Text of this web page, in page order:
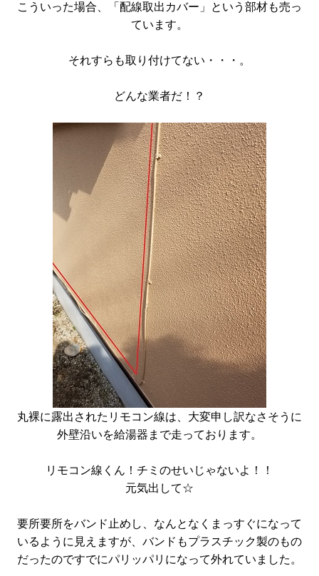
こういった場合、「配線取出カバー」という部材も売っ
ています。
それすらも取り付けてない・・・。
どんな業者だ！？
丸裸に露出されたリモコン線は、大変申し訳なさそうに
外壁沿いを給湯器まで走っております。
リモコン線くん！チミのせいじゃないよ！！
元気出して☆
要所要所をバンド止めし、なんとなくまっすぐになって
いるように見えますが、バンドもプラスチック製のもの
だったのですでにパリッパリになって外れていました。